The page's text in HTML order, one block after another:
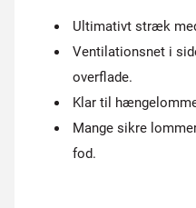
Ultimativt stræk
Ventilationsnet i
overflade.
Klar til
Mange sikre
fod.